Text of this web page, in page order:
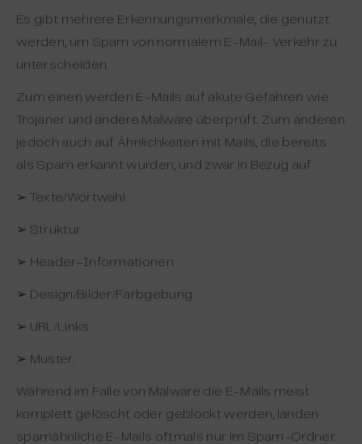
Es gibt mehrere Erkennungsmerkmale, die genutzt
werden, um Spam von normalem E-Mail- Verkehr zu
unterscheiden.
Zum einen werden E-Mails auf akute Gefahren wie
Trojaner und andere Malware überprüft. Zum anderen
jedoch auch auf Ähnlichkeiten mit Mails, die bereits
als Spam erkannt wurden, und zwar in Bezug auf
➢ Texte/Wortwahl
➢ Struktur
➢ Header-Informationen
➢ Design/Bilder/Farbgebung
➢ URL/Links
➢ Muster.
Während im Falle von Malware die E-Mails meist
komplett gelöscht oder geblockt werden, landen
spamähnliche E-Mails oftmals nur im Spam-Ordner.